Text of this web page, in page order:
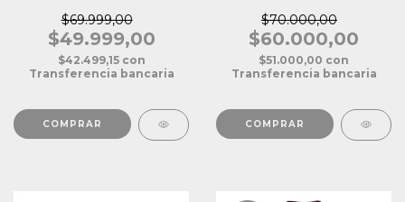
$69.999,00
$49.999,00
$42.499,15 con
Transferencia bancaria
COMPRAR
$70.000,00
$60.000,00
$51.000,00 con
Transferencia bancaria
COMPRAR